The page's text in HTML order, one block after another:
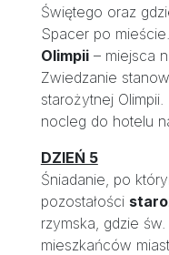
Świętego oraz
Spacer po
Olimpii– miejsca
Zwiedzanie
starożytnej
nocleg do hotelu
DZIEŃ 5
Śniadanie, po
pozostałości
rzymska, gdzie św.
mieszkańców